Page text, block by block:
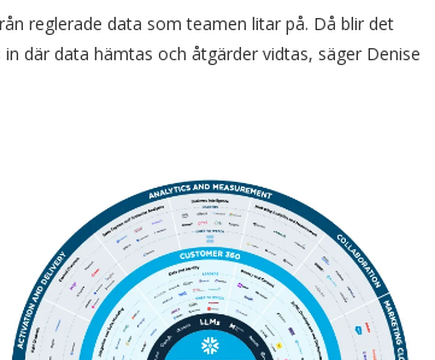
reglerade data som teamen litar på. Då blir det
där data hämtas och åtgärder vidtas, säger Denise